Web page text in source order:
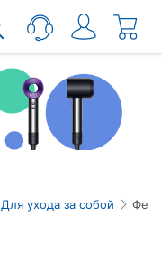
Для ухода за собой